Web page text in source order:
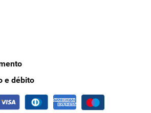
online BH, conte com delivery em
vantagens com o cartão Nosso Pay. O
em qualidade em Minas Gerais, oferecendo
aproveite e mude sua rotina!
e débito